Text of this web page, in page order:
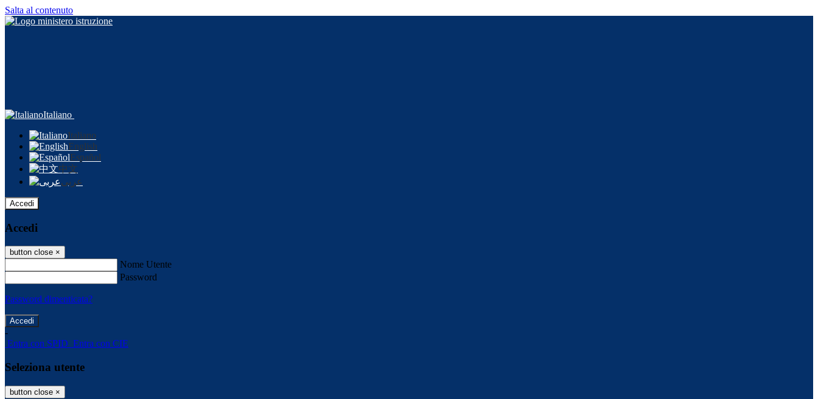
Salta al contenuto
Italiano
Italiano
English
Español
中文
عربى
Accedi
Accedi
button close ×
Nome Utente
Password
Password dimenticata?
-
Entra con SPID Entra con CIE
Seleziona utente
button close ×